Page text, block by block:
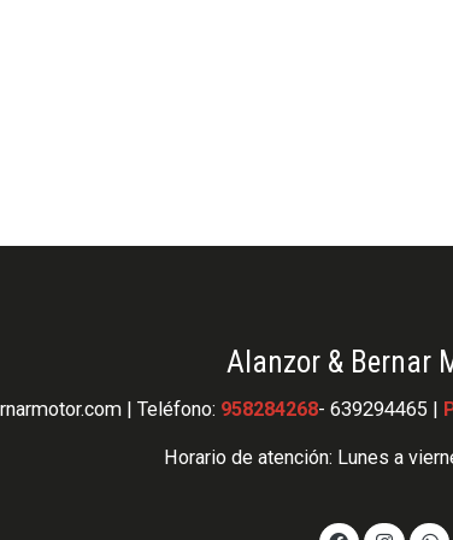
Alanzor & Bernar
| Teléfono: 958284268- 639294465 |
Horario de atención: Lunes a